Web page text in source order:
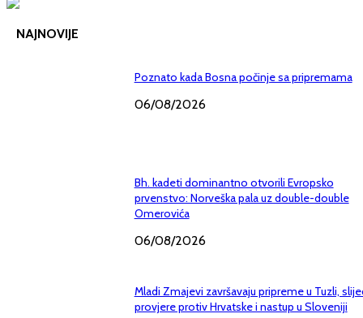
NAJNOVIJE
Poznato kada Bosna počinje sa pripremama
06/08/2026
Bh. kadeti dominantno otvorili Evropsko
prvenstvo: Norveška pala uz double-double
Omerovića
06/08/2026
Mladi Zmajevi završavaju pripreme u Tuzli,
provjere protiv Hrvatske i nastup u Sloveniji